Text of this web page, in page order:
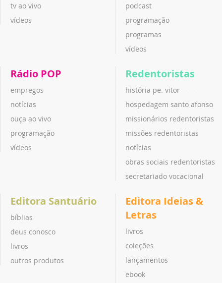
tv ao vivo
vídeos
podcast
programação
programas
vídeos
Rádio POP
empregos
notícias
ouça ao vivo
programação
vídeos
Redentoristas
história pe. vitor
hospedagem santo afonso
missionários redentoristas
missões redentoristas
notícias
obras sociais redentoristas
secretariado vocacional
Editora Santuário
bíblias
deus conosco
livros
outros produtos
Editora Ideias &
Letras
livros
coleções
lançamentos
ebook